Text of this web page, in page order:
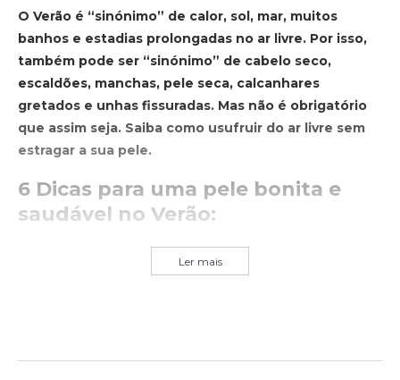
O Verão é “sinónimo” de calor, sol, mar, muitos
banhos e estadias prolongadas no ar livre. Por isso,
também pode ser “sinónimo” de cabelo seco,
escaldões, manchas, pele seca, calcanhares
gretados e unhas fissuradas. Mas não é obrigatório
que assim seja. Saiba como usufruir do ar livre sem
estragar a sua pele.
6 Dicas para uma pele bonita e
saudável no Verão:
Ler mais